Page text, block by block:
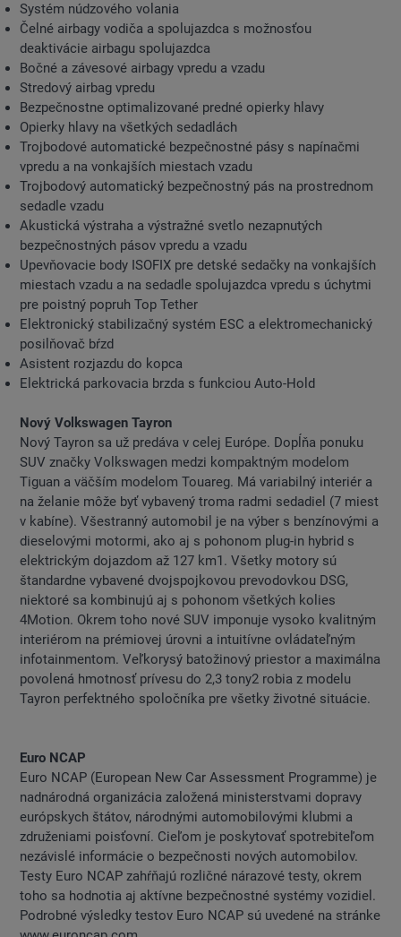
Systém núdzového volania
Čelné airbagy vodiča a spolujazdca s možnosťou
deaktivácie airbagu spolujazdca
Bočné a závesové airbagy vpredu a vzadu
Stredový airbag vpredu
Bezpečnostne optimalizované predné opierky hlavy
Opierky hlavy na všetkých sedadlách
Trojbodové automatické bezpečnostné pásy s napínačmi
vpredu a na vonkajších miestach vzadu
Trojbodový automatický bezpečnostný pás na prostrednom
sedadle vzadu
Akustická výstraha a výstražné svetlo nezapnutých
bezpečnostných pásov vpredu a vzadu
Upevňovacie body ISOFIX pre detské sedačky na vonkajších
miestach vzadu a na sedadle spolujazdca vpredu s úchytmi
pre poistný popruh Top Tether
Elektronický stabilizačný systém ESC a elektromechanický
posilňovač bŕzd
Asistent rozjazdu do kopca
Elektrická parkovacia brzda s funkciou Auto-Hold
Nový Volkswagen Tayron
Nový Tayron sa už predáva v celej Európe. Dopĺňa ponuku
SUV značky Volkswagen medzi kompaktným modelom
Tiguan a väčším modelom Touareg. Má variabilný interiér a
na želanie môže byť vybavený troma radmi sedadiel (7 miest
v kabíne). Všestranný automobil je na výber s benzínovými a
dieselovými motormi, ako aj s pohonom plug-in hybrid s
elektrickým dojazdom až 127 km1. Všetky motory sú
štandardne vybavené dvojspojkovou prevodovkou DSG,
niektoré sa kombinujú aj s pohonom všetkých kolies
4Motion. Okrem toho nové SUV imponuje vysoko kvalitným
interiérom na prémiovej úrovni a intuitívne ovládateľným
infotainmentom. Veľkorysý batožinový priestor a maximálna
povolená hmotnosť prívesu do 2,3 tony2 robia z modelu
Tayron perfektného spoločníka pre všetky životné situácie.
Euro NCAP
Euro NCAP (European New Car Assessment Programme) je
nadnárodná organizácia založená ministerstvami dopravy
európskych štátov, národnými automobilovými klubmi a
združeniami poisťovní. Cieľom je poskytovať spotrebiteľom
nezávislé informácie o bezpečnosti nových automobilov.
Testy Euro NCAP zahŕňajú rozličné nárazové testy, okrem
toho sa hodnotia aj aktívne bezpečnostné systémy vozidiel.
Podrobné výsledky testov Euro NCAP sú uvedené na stránke